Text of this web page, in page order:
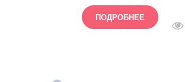
ПОДРОБНЕЕ